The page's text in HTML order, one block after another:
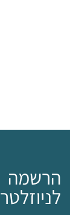
הרשמה
לניוזלטר